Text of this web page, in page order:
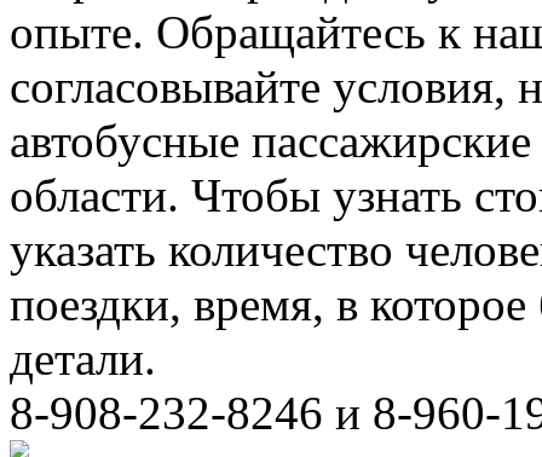
опыте. Обращайтесь к
согласовывайте условия,
автобусные
области. Чтобы узнать
указать количество
поездки, время, в
детали.
8-908-232-8246 и 8-960-